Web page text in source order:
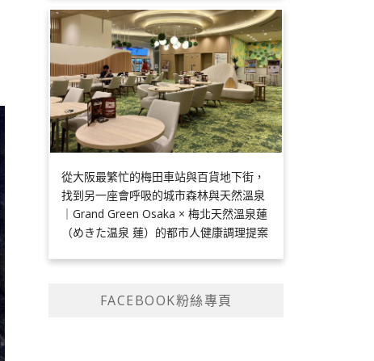
從大阪最繁忙的梅田車站與百貨地下街，
找到另一座會呼吸的城市森林與天然溫泉
｜Grand Green Osaka × 梅北天然溫泉蓮
（めきた温泉 蓮）的都市人健康調理提案
FACEBOOK粉絲專頁